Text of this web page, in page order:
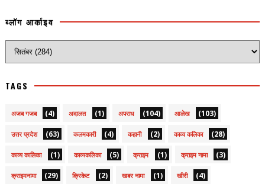
ब्लॉग आर्काइव
TAGS
अजब गजब (4) अदालत (1) अपराध (104) आलेख (103)
उत्तर प्रदेश (63) कलमकारी (4) कहानी (2) काव्य कलिका (28)
काव्य कालिका (1) काव्यकलिका (5) क्राइम (1) क्राइम नामा (3)
क्राइमनामा (29) क्रिकेट (2) खबर नामा (1) खीरी (4)